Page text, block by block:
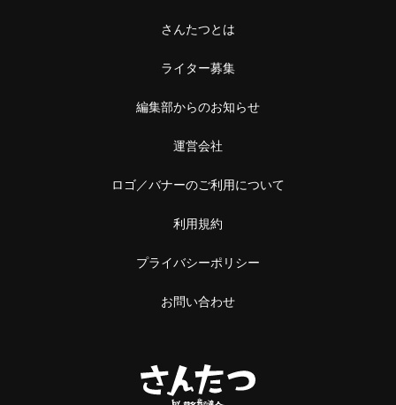
さんたつとは
ライター募集
編集部からのお知らせ
運営会社
ロゴ／バナーのご利用について
利用規約
プライバシーポリシー
お問い合わせ